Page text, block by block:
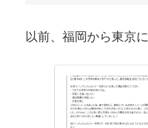
以前、福岡から東京に